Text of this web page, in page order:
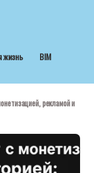
жизнь
BIM
рекламой и